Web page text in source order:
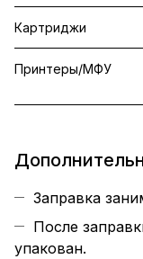
Картриджи
Принтеры/МФУ
Заправка
После
упакован.